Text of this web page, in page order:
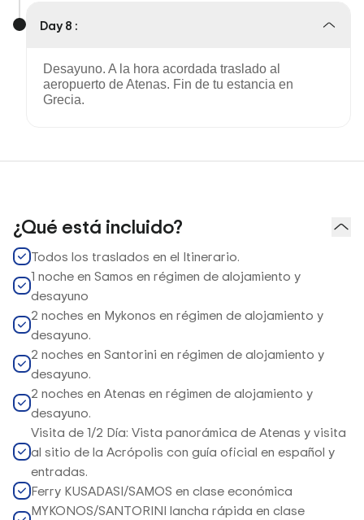
Day 8 :
Desayuno. A la hora acordada traslado al
aeropuerto de Atenas. Fin de tu estancia en
Grecia.
¿Qué está incluido?
Todos los traslados en el Itinerario.
1 noche en Samos en régimen de alojamiento y
desayuno
2 noches en Mykonos en régimen de alojamiento y
desayuno.
2 noches en Santorini en régimen de alojamiento y
desayuno.
2 noches en Atenas en régimen de alojamiento y
desayuno.
Visita de 1/2 Día: Vista panorámica de Atenas y visita
al sitio de la Acrópolis con guía oficial en español y
entradas.
Ferry KUSADASI/SAMOS en clase económica
MYKONOS/SANTORINI lancha rápida en clase